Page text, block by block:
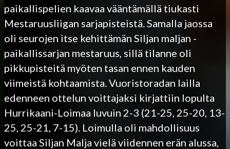
paikallispelien kaavaa vääntämällä tiukasti
Mestaruusliigan sarjapisteistä. Samalla jaossa
oli seurojen itse kehittämän Siljan maljan -
paikallissarjan mestaruus, sillä tilanne oli
pikkupisteitä myöten tasan ennen kauden
viimeistä kohtaamista. Vuoristoradan lailla
edenneen ottelun voittajaksi kirjattiin lopulta
Hurrikaani-Loimaa luvuin 2-3 (21-25, 25-20, 13-
25, 25-21, 7-15). Loimulla oli mahdollisuus
voittaa Siljan Malja vielä viidennen erän alussa,